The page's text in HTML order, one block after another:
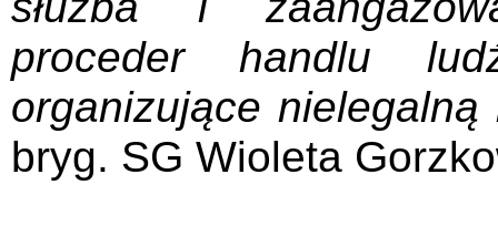
proceder handlu
organizujące nielegalną
bryg. SG Wioleta